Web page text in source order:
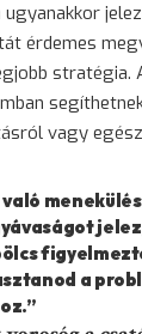
ugyanakkor
érdemes
stratégia.
vagy
való
a